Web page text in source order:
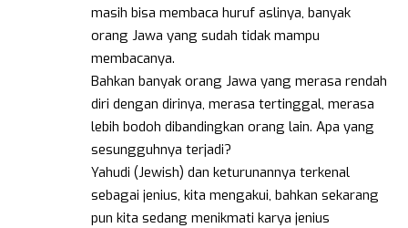
masih bisa membaca huruf aslinya, banyak
orang Jawa yang sudah tidak mampu
membacanya.
Bahkan banyak orang Jawa yang merasa rendah
diri dengan dirinya, merasa tertinggal, merasa
lebih bodoh dibandingkan orang lain. Apa yang
sesungguhnya terjadi?
Yahudi (Jewish) dan keturunannya terkenal
sebagai jenius, kita mengakui, bahkan sekarang
pun kita sedang menikmati karya jenius